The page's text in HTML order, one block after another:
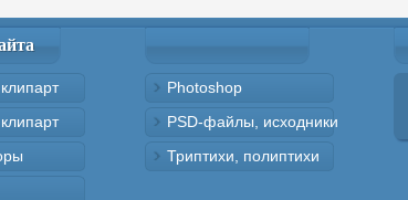
Photoshop
PSD-файлы, исходники
Триптихи, полиптихи